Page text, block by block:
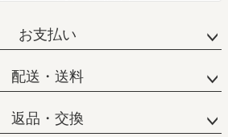
お支払い
配送・送料
返品・交換